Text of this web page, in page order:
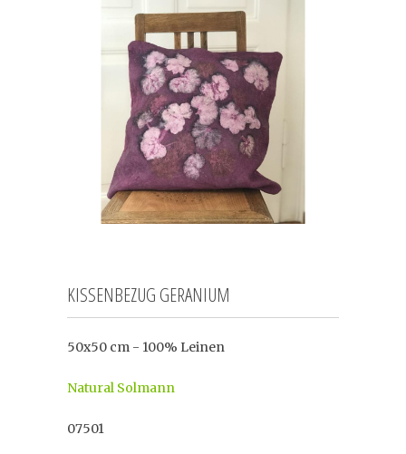
KISSENBEZUG GERANIUM
50x50 cm - 100% Leinen
Natural Solmann
07501